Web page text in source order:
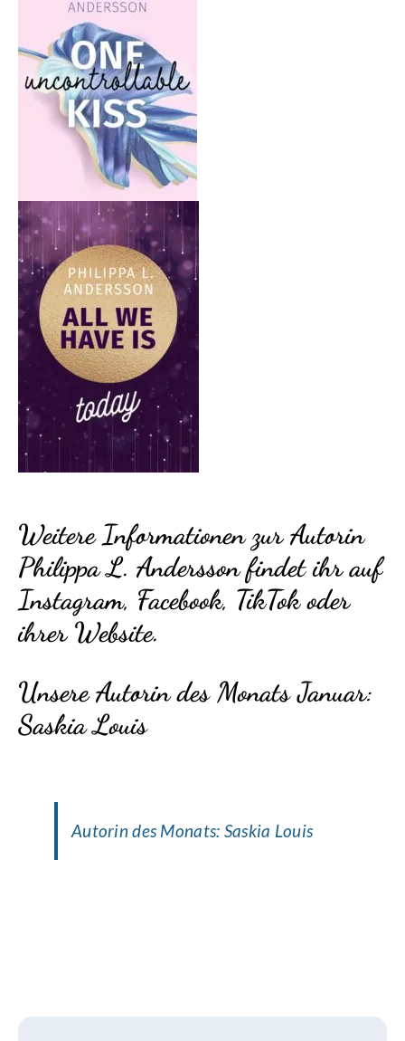
Weitere Informationen zur Autorin
Philippa L. Andersson findet ihr auf
Instagram, Facebook, TikTokoder
ihrer Website.
Unsere Autorin des Monats Januar:
Saskia Louis
Autorin des Monats: Saskia Louis